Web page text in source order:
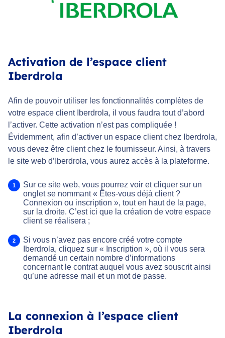
Activation de l’espace client
Iberdrola
Afin de pouvoir utiliser les fonctionnalités complètes de
votre espace client Iberdrola, il vous faudra tout d’abord
l’activer. Cette activation n’est pas compliquée !
Évidemment, afin d’activer un espace client chez Iberdrola,
vous devez être client chez le fournisseur. Ainsi, à travers
le site web d’Iberdrola, vous aurez accès à la plateforme.
Sur ce site web, vous pourrez voir et cliquer sur un
onglet se nommant « Êtes-vous déjà client ?
Connexion ou inscription », tout en haut de la page,
sur la droite. C’est ici que la création de votre espace
client se réalisera ;
Si vous n’avez pas encore créé votre compte
Iberdrola, cliquez sur « Inscription », où il vous sera
demandé un certain nombre d’informations
concernant le contrat auquel vous avez souscrit ainsi
qu’une adresse mail et un mot de passe.
La connexion à l’espace client
Iberdrola